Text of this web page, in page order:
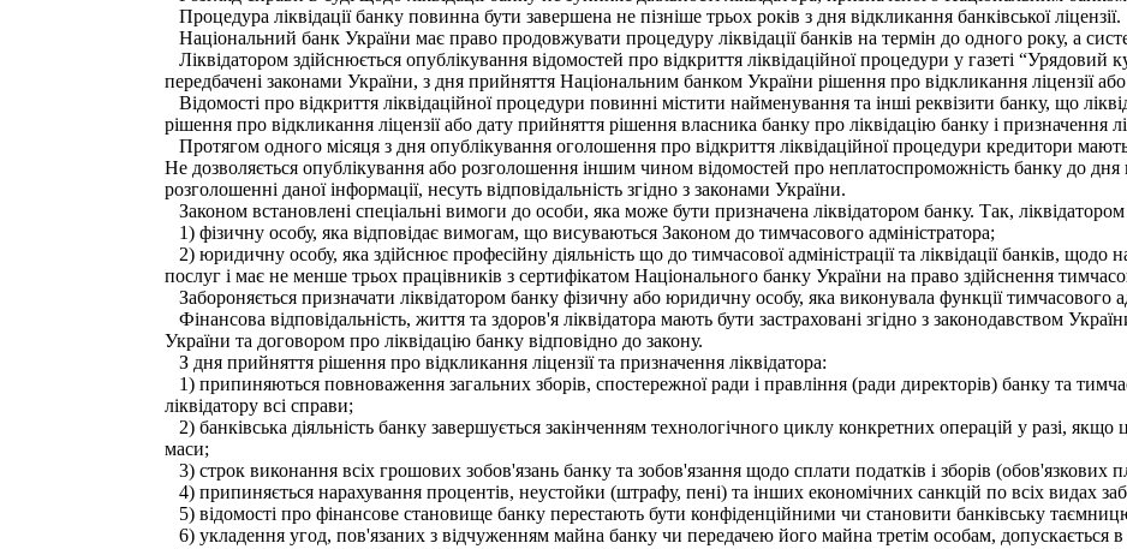
Процедура ліквідації банку повинна бути завершена не пізніше трьох років з дня відкликання банківської ліцензії.
Національний банк України має право продовжувати процедуру ліквідації банків на термін до одного року, а
Ліквідатором здійснюється опублікування відомостей про відкриття ліквідаційної процедури у газеті
передбачені законами України, з дня прийняття Національним банком України рішення про відкликання ліцензії
Відомості про відкриття ліквідаційної процедури повинні містити найменування та інші реквізити банку, що
рішення про відкликання ліцензії або дату прийняття рішення власника банку про ліквідацію банку і призначення
Протягом одного місяця з дня опублікування оголошення про відкриття ліквідаційної процедури кредитори
Не дозволяється опублікування або розголошення іншим чином відомостей про неплатоспроможність банку до
розголошенні даної інформації, несуть відповідальність згідно з законами України.
Законом встановлені спеціальні вимоги до особи, яка може бути призначена ліквідатором банку. Так,
1) фізичну особу, яка відповідає вимогам, що висуваються Законом до тимчасового адміністратора;
2) юридичну особу, яка здійснює професійну діяльність що до тимчасової адміністрації та ліквідації банків,
послуг і має не менше трьох працівників з сертифікатом Національного банку України на право здійснення
Забороняється призначати ліквідатором банку фізичну або юридичну особу, яка виконувала функції тимчасового
Фінансова відповідальність, життя та здоров'я ліквідатора мають бути застраховані згідно з законодавством
України та договором про ліквідацію банку відповідно до закону.
З дня прийняття рішення про відкликання ліцензії та призначення ліквідатора:
1) припиняються повноваження загальних зборів, спостережної ради і правління (ради директорів) банку та
ліквідатору всі справи;
2) банківська діяльність банку завершується закінченням технологічного циклу конкретних операцій у разі,
маси;
3) строк виконання всіх грошових зобов'язань банку та зобов'язання щодо сплати податків і зборів (обов'язкових
4) припиняється нарахування процентів, неустойки (штрафу, пені) та інших економічних санкцій по всіх видах
5) відомості про фінансове становище банку перестають бути конфіденційними чи становити банківську
6) укладення угод, пов'язаних з відчуженням майна банку чи передачею його майна третім особам, допускається